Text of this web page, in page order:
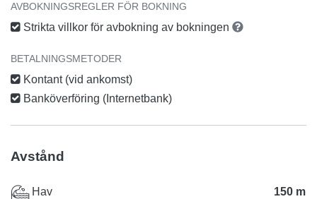
AVBOKNINGSREGLER FÖR BOKNING
Strikta villkor för avbokning av bokningen
BETALNINGSMETODER
Kontant (vid ankomst)
Banköverföring (Internetbank)
Avstånd
Hav 150 m